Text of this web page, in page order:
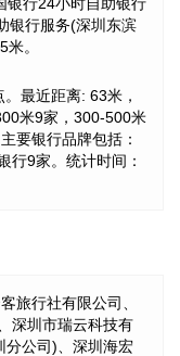
银行24小时自助银行
银行服务(深圳东滨
。
最近距离: 63米，
米9家，300-500米
要银行品牌包括：
行9家。统计时间：
旅行社有限公司、
深圳市瑞云科技有
分公司)、深圳海宏